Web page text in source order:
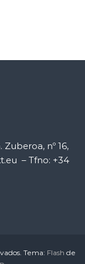
nº 16,
– Tfno: +34
Tema: Flash de